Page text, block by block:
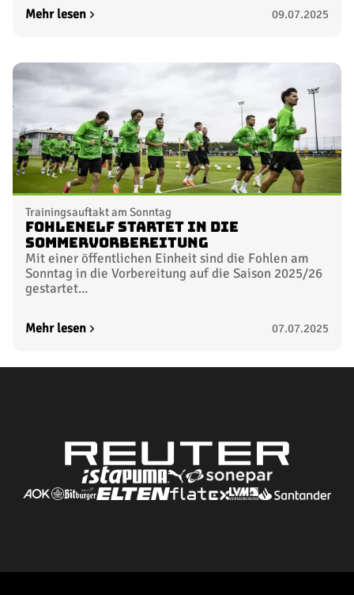
Mehr lesen 09.07.2025
Trainingsauftakt am Sonntag
FohlenElf startet in die
Sommervorbereitung
Mit einer öffentlichen Einheit sind die Fohlen am
Sonntag in die Vorbereitung auf die Saison 2025/26
gestartet...
Mehr lesen 07.07.2025